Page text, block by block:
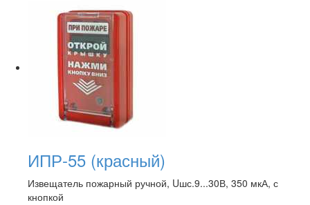
ИПР-55 (красный)
Извещатель пожарный ручной, Uшс.9...30В, 350 мкА, с
кнопкой